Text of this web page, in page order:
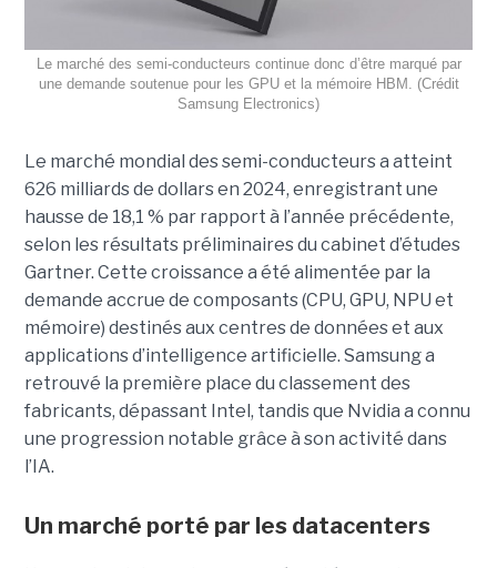
Le marché des semi-conducteurs continue donc d’être marqué par
une demande soutenue pour les GPU et la mémoire HBM. (Crédit
Samsung Electronics)
Le marché mondial des semi-conducteurs a atteint
626 milliards de dollars en 2024, enregistrant une
hausse de 18,1 % par rapport à l’année précédente,
selon les résultats préliminaires du cabinet d’études
Gartner. Cette croissance a été alimentée par la
demande accrue de composants (CPU, GPU, NPU et
mémoire) destinés aux centres de données et aux
applications d’intelligence artificielle. Samsung a
retrouvé la première place du classement des
fabricants, dépassant Intel, tandis que Nvidia a connu
une progression notable grâce à son activité dans
l’IA.
Un marché porté par les datacenters